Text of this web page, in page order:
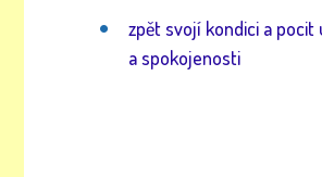
zpět svojí kondici a pocit
a spokojenosti